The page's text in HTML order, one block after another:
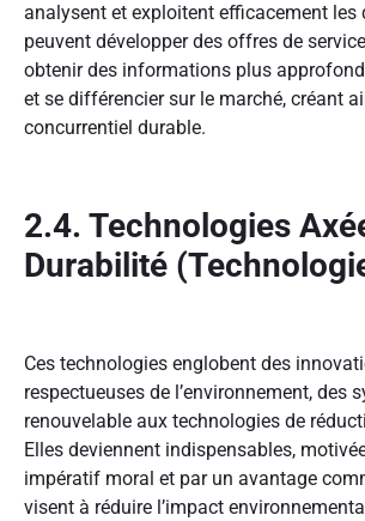
analysent et exploitent efficacement les
peuvent développer des offres de
obtenir des informations plus
et se différencier sur le marché, créant
concurrentiel durable.
2.4. Technologies
Durabilité
Ces technologies englobent des
respectueuses de l’environnement, des
renouvelable aux technologies de
Elles deviennent indispensables,
impératif moral et par un avantage
visent à réduire l’impact